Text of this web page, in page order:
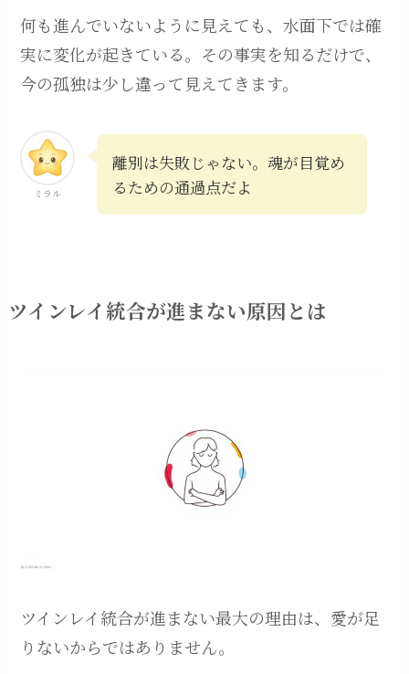
何も進んでいないように見えても、水面下では確
実に変化が起きている。その事実を知るだけで、
今の孤独は少し違って見えてきます。
ミラル
離別は失敗じゃない。魂が目覚め
るための通過点だよ
ツインレイ統合が進まない原因とは
ツインレイ統合が進まない最大の理由は、愛が足
りないからではありません。